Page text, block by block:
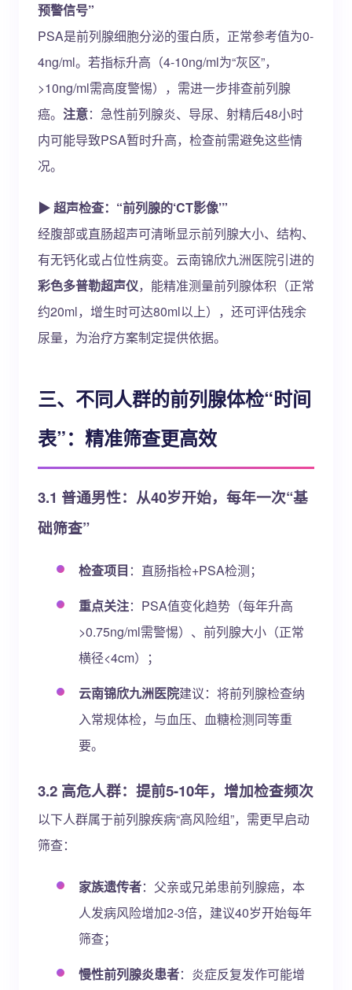
预警信号”
PSA是前列腺细胞分泌的蛋白质，正常参考值为0-
4ng/ml。若指标升高（4-10ng/ml为“灰区”，
>10ng/ml需高度警惕），需进一步排查前列腺
癌。 注意：急性前列腺炎、导尿、射精后48小时
内可能导致PSA暂时升高，检查前需避免这些情
况。
▶ 超声检查：“前列腺的‘CT影像’”
经腹部或直肠超声可清晰显示前列腺大小、结构、
有无钙化或占位性病变。云南锦欣九洲医院引进的
彩色多普勒超声仪，能精准测量前列腺体积（正常
约20ml，增生时可达80ml以上），还可评估残余
尿量，为治疗方案制定提供依据。
三、不同人群的前列腺体检“时间
表”：精准筛查更高效
3.1 普通男性：从40岁开始，每年一次“基
础筛查”
检查项目 ：直肠指检+PSA检测；
重点关注：PSA值变化趋势（每年升高
>0.75ng/ml需警惕）、前列腺大小（正常
横径<4cm）；
云南锦欣九洲医院建议：将前列腺检查纳
入常规体检，与血压、血糖检测同等重
要。
3.2 高危人群：提前5-10年，增加检查频次
以下人群属于前列腺疾病“高风险组”，需更早启动
筛查：
家族遗传者：父亲或兄弟患前列腺癌，本
人发病风险增加2-3倍，建议40岁开始每年
筛查；
慢性前列腺炎患者：炎症反复发作可能增